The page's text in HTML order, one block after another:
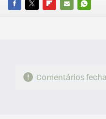
FACEBOOK
TWITTERFLIPBOARD
E-
Comentários